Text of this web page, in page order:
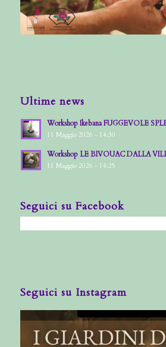
Ultime news
Workshop Ikebana FUGGEVOLE
11 Maggio 2026 - 14:30
Workshop LE BIVOUAC DALLA
11 Maggio 2026 - 14:25
Seguici su Facebook
Seguici su Instagram